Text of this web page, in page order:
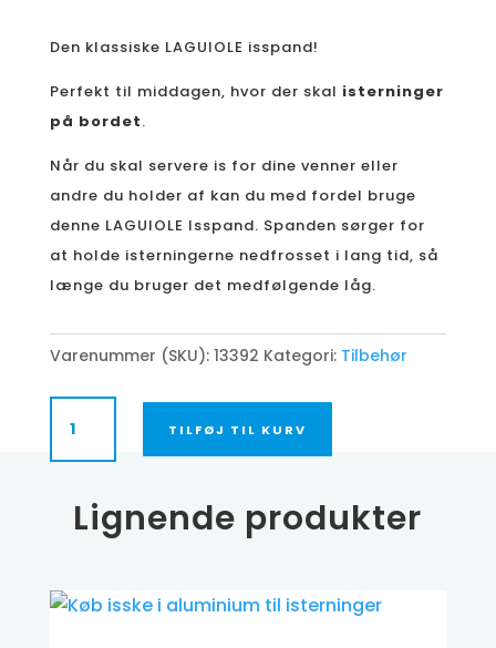
Den klassiske LAGUIOLE isspand!
Perfekt til middagen, hvor der skal isterninger
på bordet.
Når du skal servere is for dine venner eller
andre du holder af kan du med fordel bruge
denne LAGUIOLE Isspand. Spanden sørger for
at holde isterningerne nedfrosset i lang tid, så
længe du bruger det medfølgende låg.
Varenummer (SKU): 13392 Kategori: Tilbehør
Isspand
TILFØJ TIL KURV
Lignende produkter